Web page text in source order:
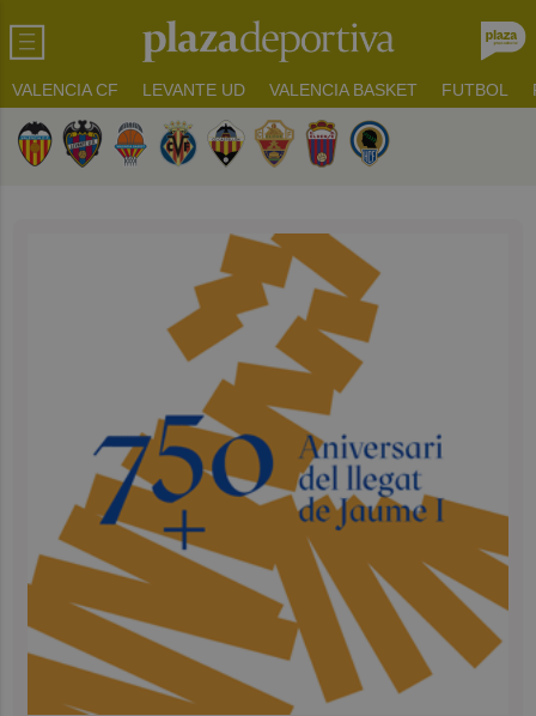
VALENCIA CF LEVANTE UD VALENCIA BASKET FUTBOL